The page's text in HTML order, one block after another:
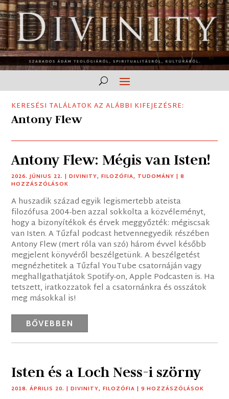
KERESÉSI TALÁLATOK AZ ALÁBBI KIFEJEZÉSRE:
Antony Flew
Antony Flew: Mégis van Isten!
2026. JÚNIUS 22. |DIVINITY,FILOZÓFIA, TUDOMÁNY | 8
HOZZÁSZÓLÁSOK
A huszadik század egyik legismertebb ateista
filozófusa 2004-ben azzal sokkolta a közvéleményt,
hogy a bizonyítékok és érvek meggyőzték: mégiscsak
van Isten. A Tűzfal podcast hetvennegyedik részében
Antony Flew (mert róla van szó) három évvel később
megjelent könyvéről beszélgetünk. A beszélgetést
megnézhetitek a Tűzfal YouTube csatornáján vagy
meghallgathatjátok Spotify-on, Apple Podcasten is. Ha
tetszett, iratkozzatok fel a csatornánkra és osszátok
meg másokkal is!
BŐVEBBEN
Isten és a Loch Ness-i szörny
2018. ÁPRILIS 20. |DIVINITY,FILOZÓFIA | 9 HOZZÁSZÓLÁSOK